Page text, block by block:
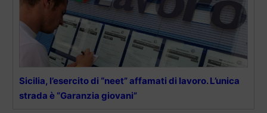
Sicilia, l’esercito di “neet” affamati di lavoro. L’unica
strada è “Garanzia giovani”